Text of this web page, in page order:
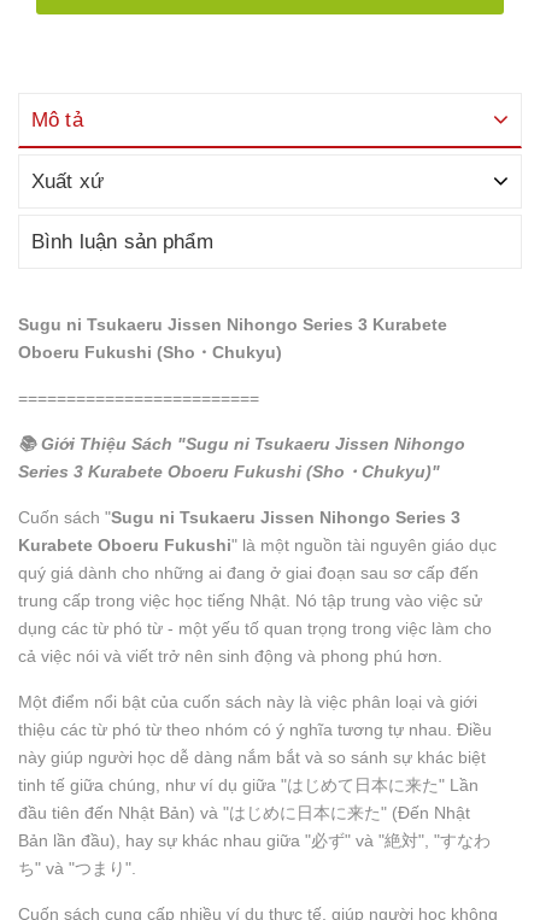
Mô tả
Xuất xứ
Bình luận sản phẩm
Sugu ni Tsukaeru Jissen Nihongo Series 3 Kurabete
Oboeru Fukushi (Sho・Chukyu)
=========================
📚 Giới Thiệu Sách "Sugu ni Tsukaeru Jissen Nihongo
Series 3 Kurabete Oboeru Fukushi (Sho・Chukyu)"
Cuốn sách "Sugu ni Tsukaeru Jissen Nihongo Series 3
Kurabete Oboeru Fukushi" là một nguồn tài nguyên giáo dục
quý giá dành cho những ai đang ở giai đoạn sau sơ cấp đến
trung cấp trong việc học tiếng Nhật. Nó tập trung vào việc sử
dụng các từ phó từ - một yếu tố quan trọng trong việc làm cho
cả việc nói và viết trở nên sinh động và phong phú hơn.
Một điểm nổi bật của cuốn sách này là việc phân loại và giới
thiệu các từ phó từ theo nhóm có ý nghĩa tương tự nhau. Điều
này giúp người học dễ dàng nắm bắt và so sánh sự khác biệt
tinh tế giữa chúng, như ví dụ giữa "はじめて日本に来た" Lần
đầu tiên đến Nhật Bản) và "はじめに日本に来た" (Đến Nhật
Bản lần đầu), hay sự khác nhau giữa "必ず" và "絶対", "すなわ
ち" và "つまり".
Cuốn sách cung cấp nhiều ví dụ thực tế, giúp người học không